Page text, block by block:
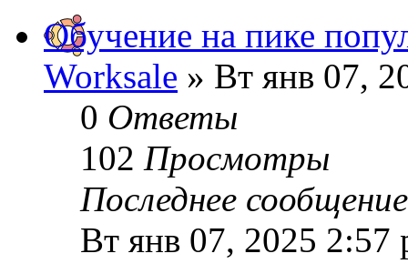
Обучение на пике
Worksale » Вт янв 07,
0 Ответы
102 Просмотры
Последнее
Вт янв 07, 2025 2:57